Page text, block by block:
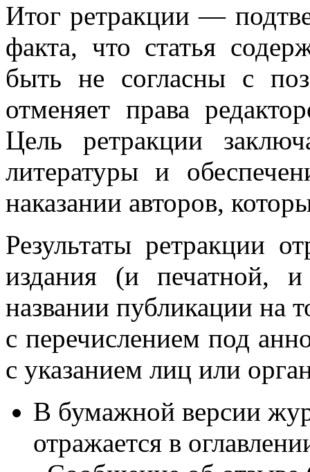
Итог ретракции —
факта, что статья
быть не согласны с
отменяет права
Цель ретракции
литературы и
наказании авторов,
Результаты ретракции
издания (и печатной,
названии публикации на
с перечислением под
с указанием лиц или
В бумажной версии
отражается в